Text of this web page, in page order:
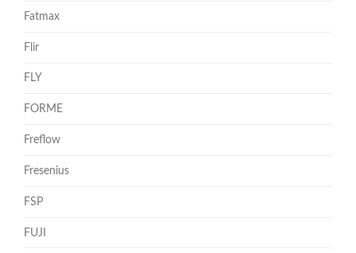
Fatmax
Flir
FLY
FORME
Freflow
Fresenius
FSP
FUJI